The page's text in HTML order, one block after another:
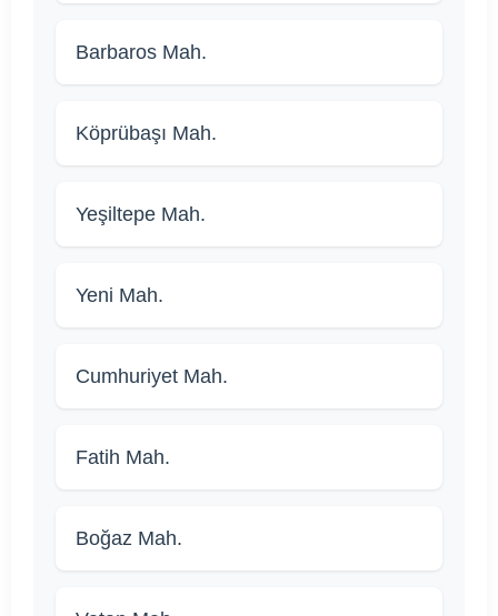
Barbaros Mah.
Köprübaşı Mah.
Yeşiltepe Mah.
Yeni Mah.
Cumhuriyet Mah.
Fatih Mah.
Boğaz Mah.